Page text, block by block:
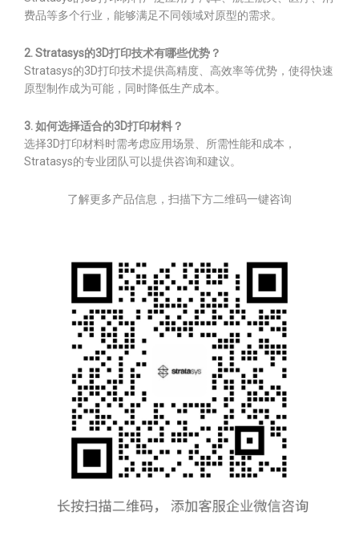
费品等多个行业，能够满足不同领域对原型的需求。
2. Stratasys的3D打印技术有哪些优势？
Stratasys的3D打印技术提供高精度、高效率等优势，使得快速
原型制作成为可能，同时降低生产成本。
3. 如何选择适合的3D打印材料？
选择3D打印材料时需考虑应用场景、所需性能和成本，
Stratasys的专业团队可以提供咨询和建议。
了解更多产品信息，扫描下方二维码一键咨询